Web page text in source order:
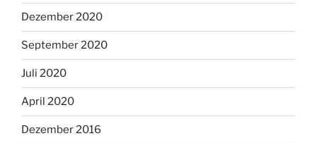
Dezember 2020
September 2020
Juli 2020
April 2020
Dezember 2016